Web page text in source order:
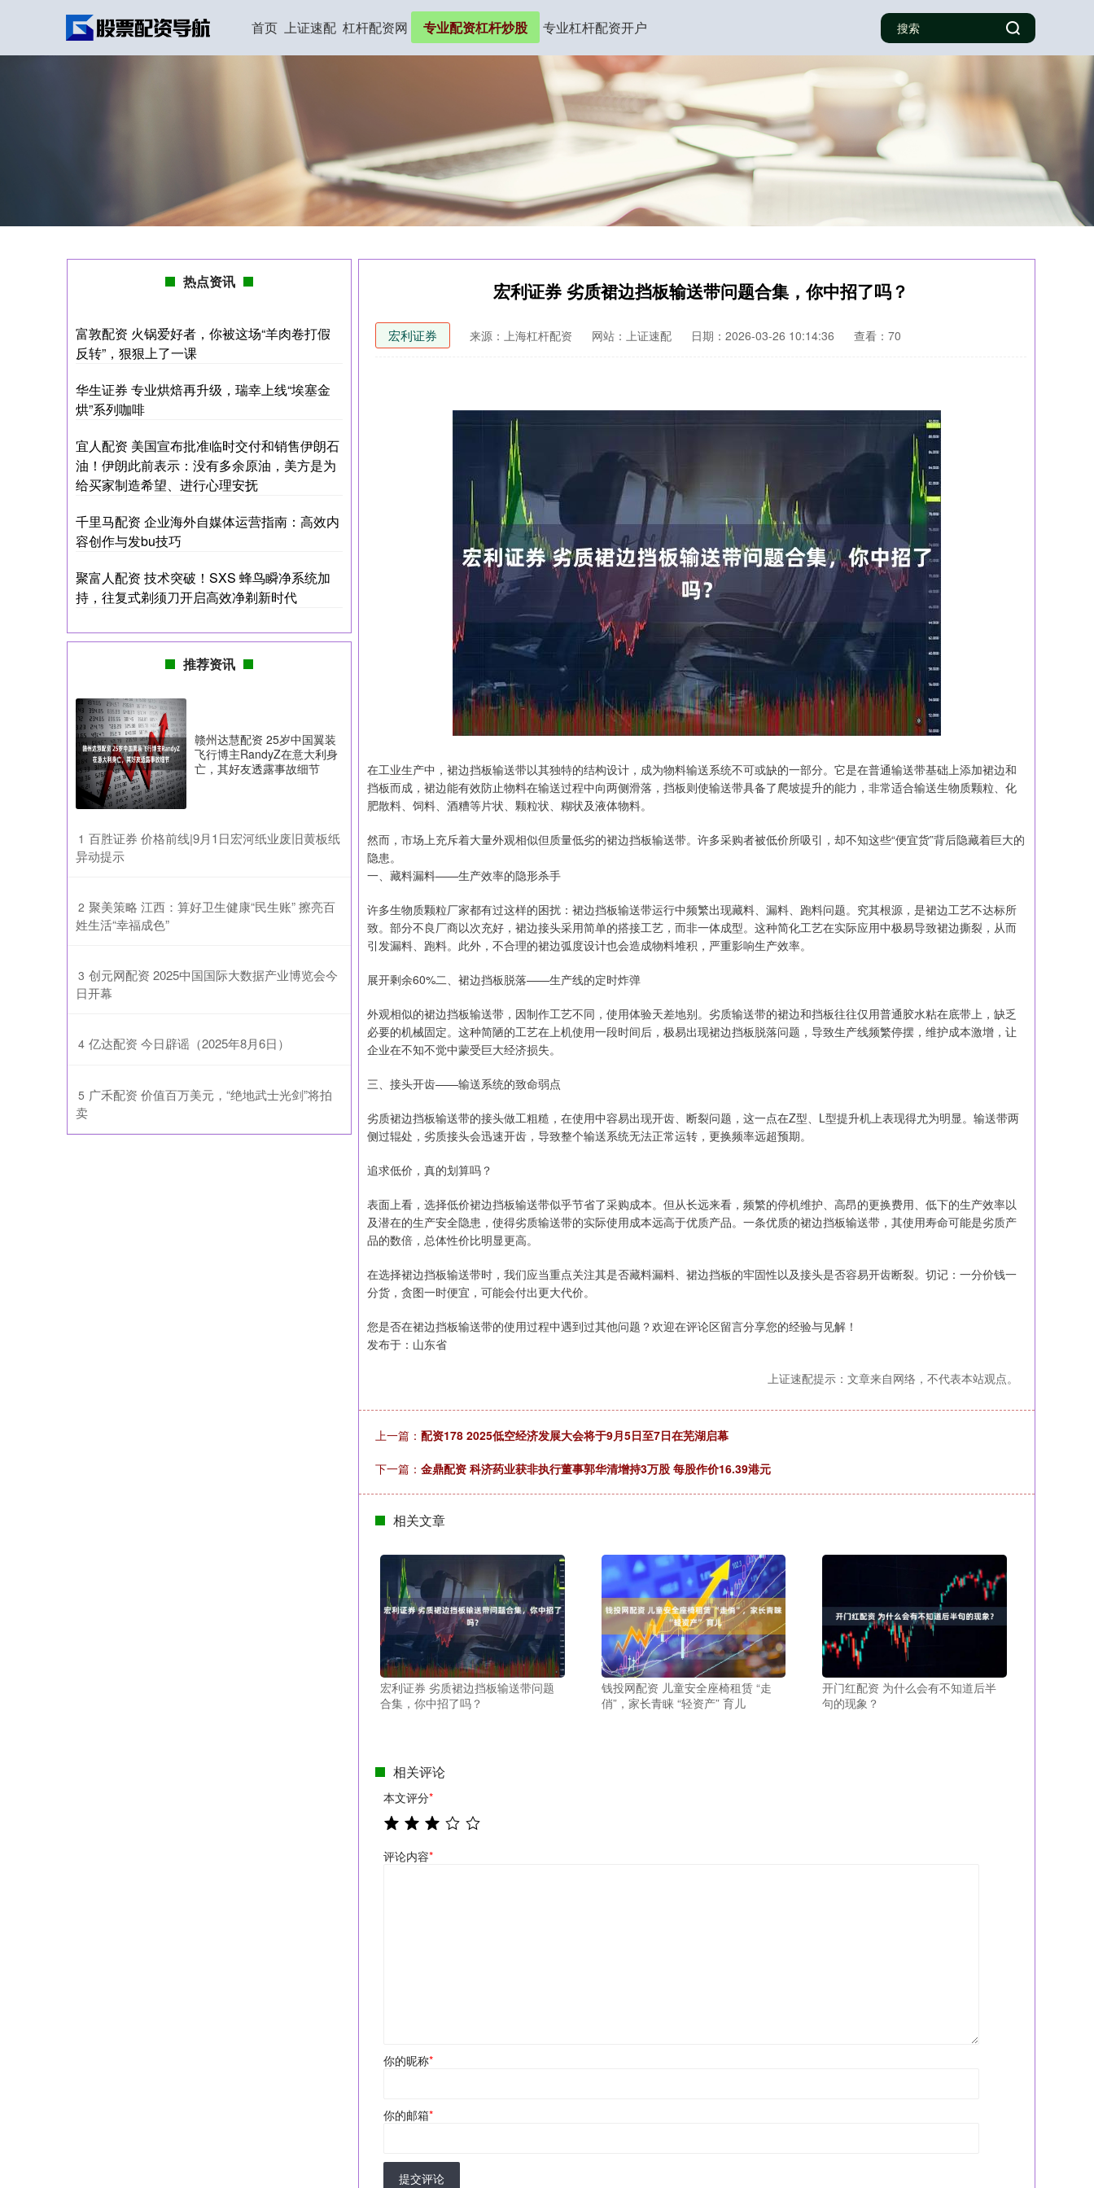
首页 上证速配 杠杆配资网 专业配资杠杆炒股 专业杠杆配资开户
宏利证券 劣质裙边挡板输送带问题合集，你中招了吗？
宏利证券 来源：上海杠杆配资 网站：上证速配 日期：2026-03-26 10:14:36 查看：70
在工业生产中，裙边挡板输送带以其独特的结构设计，成为物料输送系统不可或缺的一部分。它是在普通输送带基础上添加裙边和
挡板而成，裙边能有效防止物料在输送过程中向两侧滑落，挡板则使输送带具备了爬坡提升的能力，非常适合输送生物质颗粒、化
肥散料、饲料、酒糟等片状、颗粒状、糊状及液体物料。
然而，市场上充斥着大量外观相似但质量低劣的裙边挡板输送带。许多采购者被低价所吸引，却不知这些“便宜货”背后隐藏着巨大的
隐患。
一、藏料漏料——生产效率的隐形杀手
许多生物质颗粒厂家都有过这样的困扰：裙边挡板输送带运行中频繁出现藏料、漏料、跑料问题。究其根源，是裙边工艺不达标所
致。部分不良厂商以次充好，裙边接头采用简单的搭接工艺，而非一体成型。这种简化工艺在实际应用中极易导致裙边撕裂，从而
引发漏料、跑料。此外，不合理的裙边弧度设计也会造成物料堆积，严重影响生产效率。
展开剩余60%二、裙边挡板脱落——生产线的定时炸弹
外观相似的裙边挡板输送带，因制作工艺不同，使用体验天差地别。劣质输送带的裙边和挡板往往仅用普通胶水粘在底带上，缺乏
必要的机械固定。这种简陋的工艺在上机使用一段时间后，极易出现裙边挡板脱落问题，导致生产线频繁停摆，维护成本激增，让
企业在不知不觉中蒙受巨大经济损失。
三、接头开齿——输送系统的致命弱点
劣质裙边挡板输送带的接头做工粗糙，在使用中容易出现开齿、断裂问题，这一点在Z型、L型提升机上表现得尤为明显。输送带两
侧过辊处，劣质接头会迅速开齿，导致整个输送系统无法正常运转，更换频率远超预期。
追求低价，真的划算吗？
表面上看，选择低价裙边挡板输送带似乎节省了采购成本。但从长远来看，频繁的停机维护、高昂的更换费用、低下的生产效率以
及潜在的生产安全隐患，使得劣质输送带的实际使用成本远高于优质产品。一条优质的裙边挡板输送带，其使用寿命可能是劣质产
品的数倍，总体性价比明显更高。
在选择裙边挡板输送带时，我们应当重点关注其是否藏料漏料、裙边挡板的牢固性以及接头是否容易开齿断裂。切记：一分价钱一
分货，贪图一时便宜，可能会付出更大代价。
您是否在裙边挡板输送带的使用过程中遇到过其他问题？欢迎在评论区留言分享您的经验与见解！
发布于：山东省
上证速配提示：文章来自网络，不代表本站观点。
上一篇： 配资178 2025低空经济发展大会将于9月5日至7日在芜湖启幕
下一篇： 金鼎配资 科济药业获非执行董事郭华清增持3万股 每股作价16.39港元
相关文章
宏利证券 劣质裙边挡板输送带问题
合集，你中招了吗？
钱投网配资 儿童安全座椅租赁 “走
俏”，家长青睐 “轻资产” 育儿
开门红配资 为什么会有不知道后半
句的现象？
相关评论
本文评分*
评论内容*
你的昵称*
你的邮箱*
提交评论
热点资讯
富敦配资 火锅爱好者，你被这场“羊肉卷打假
反转”，狠狠上了一课
华生证券 专业烘焙再升级，瑞幸上线“埃塞金
烘”系列咖啡
宜人配资 美国宣布批准临时交付和销售伊朗石
油！伊朗此前表示：没有多余原油，美方是为
给买家制造希望、进行心理安抚
千里马配资 企业海外自媒体运营指南：高效内
容创作与发bu技巧
聚富人配资 技术突破！SXS 蜂鸟瞬净系统加
持，往复式剃须刀开启高效净剃新时代
推荐资讯
赣州达慧配资 25岁中国翼装
飞行博主RandyZ在意大利身
亡，其好友透露事故细节
1 ​百胜证券 价格前线|9月1日宏河纸业废旧黄板纸
异动提示
2 ​聚美策略 江西：算好卫生健康“民生账” 擦亮百
姓生活“幸福成色”
3 ​创元网配资 2025中国国际大数据产业博览会今
日开幕
4 ​亿达配资 今日辟谣（2025年8月6日）
5 ​广禾配资 价值百万美元，“绝地武士光剑”将拍
卖